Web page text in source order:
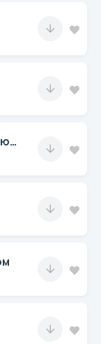
Питер - это по любви